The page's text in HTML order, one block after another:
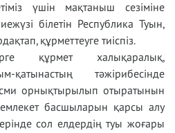
үшін мақтаныш сезіміне
білетін Республика Туын,
құрметтеуге тиіспіз.
құрмет халықаралық,
қатынастың тәжірибесінде
орнықтырылып отыратынын
басшыларын қарсы алу
сол елдердің туы жоғары